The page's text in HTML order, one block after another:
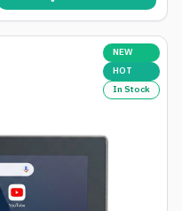
NEW
HOT
In Stock